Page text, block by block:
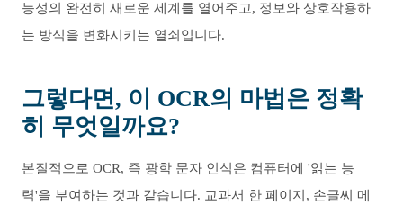
능성의 완전히 새로운 세계를 열어주고, 정보와 상호작용하
는 방식을 변화시키는 열쇠입니다.
그렇다면, 이 OCR의 마법은 정확
히 무엇일까요?
본질적으로 OCR, 즉 광학 문자 인식은 컴퓨터에 '읽는 능
력'을 부여하는 것과 같습니다. 교과서 한 페이지, 손글씨 메